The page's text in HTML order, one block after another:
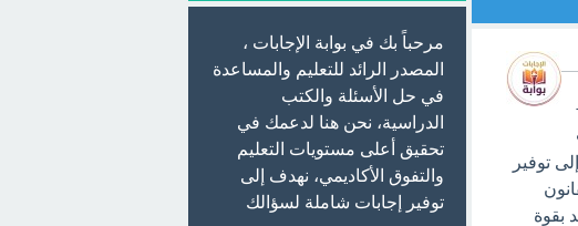
توفير
للقانون
بقوة
مرحباً بك في بوابة الإجابات ،
المصدر الرائد للتعليم والمساعدة
في حل الأسئلة والكتب
الدراسية، نحن هنا لدعمك في
تحقيق أعلى مستويات التعليم
والتفوق الأكاديمي، نهدف إلى
توفير إجابات شاملة لسؤالك